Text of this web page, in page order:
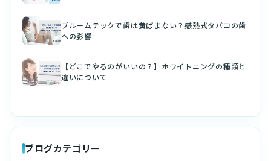
プルームテックで歯は黄ばまない？感熱式タバコの歯
への影響
【どこでやるのがいいの？】ホワイトニングの種類と
違いについて
ブログカテゴリー